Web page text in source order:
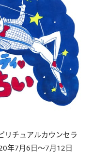
チュアルカウンセラ
年7月6日～7月12日